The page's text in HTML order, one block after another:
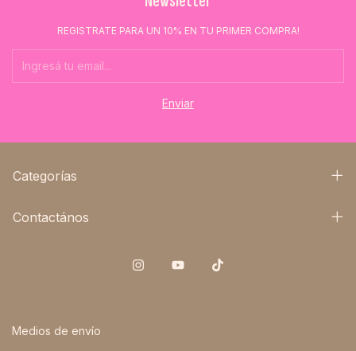
REGISTRATE PARA UN 10% EN TU PRIMER COMPRA!
Categorías
Contactános
Medios de envío